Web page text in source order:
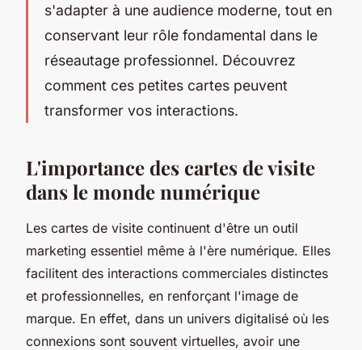
s'adapter à une audience moderne, tout en
conservant leur rôle fondamental dans le
réseautage professionnel. Découvrez
comment ces petites cartes peuvent
transformer vos interactions.
L'importance des cartes de visite
dans le monde numérique
Les cartes de visite continuent d'être un outil
marketing essentiel même à l'ère numérique. Elles
facilitent des interactions commerciales distinctes
et professionnelles, en renforçant l'image de
marque. En effet, dans un univers digitalisé où les
connexions sont souvent virtuelles, avoir une